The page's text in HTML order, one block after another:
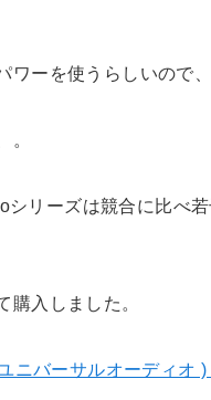
ワーを使うらしいので
。
シリーズは競合に比べ
購入しました。